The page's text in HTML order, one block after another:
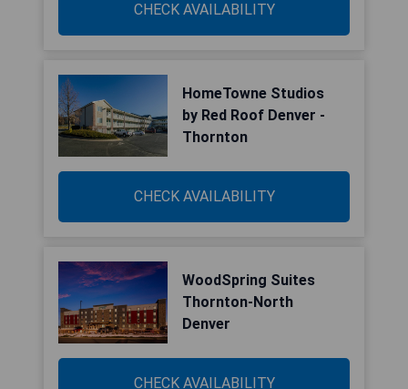
CHECK AVAILABILITY
HomeTowne Studios
by Red Roof Denver -
Thornton
CHECK AVAILABILITY
WoodSpring Suites
Thornton-North
Denver
CHECK AVAILABILITY